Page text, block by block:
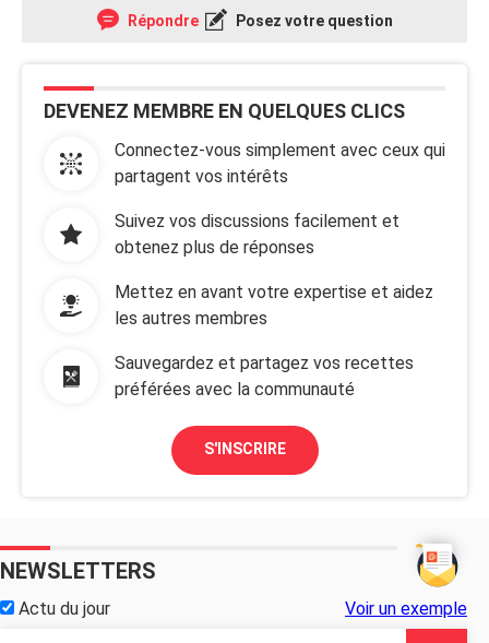
Répondre Posez votre question
DEVENEZ MEMBRE EN QUELQUES CLICS
Connectez-vous simplement avec ceux qui
partagent vos intérêts
Suivez vos discussions facilement et
obtenez plus de réponses
Mettez en avant votre expertise et aidez
les autres membres
Sauvegardez et partagez vos recettes
préférées avec la communauté
S'INSCRIRE
NEWSLETTERS
Actu du jour Voir un exemple